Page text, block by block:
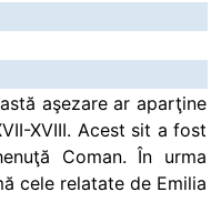
aşezare ar aparţine
XVIII. Acest sit a fost
Coman. În urma
cele relatate de Emilia